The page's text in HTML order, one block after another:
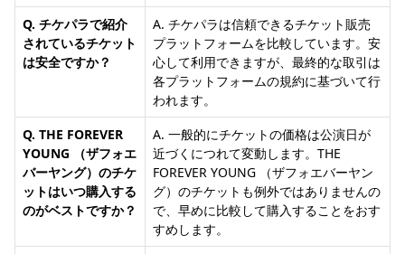
Q. チケパラで紹介
されているチケット
は安全ですか？
A. チケパラは信頼できるチケット販売
プラットフォームを比較しています。安
心して利用できますが、最終的な取引は
各プラットフォームの規約に基づいて行
われます。
Q. THE FOREVER
YOUNG （ザフォエ
バーヤング）のチケ
ットはいつ購入する
のがベストですか？
A. 一般的にチケットの価格は公演日が
近づくにつれて変動します。THE
FOREVER YOUNG （ザフォエバーヤン
グ）のチケットも例外ではありませんの
で、早めに比較して購入することをおす
すめします。